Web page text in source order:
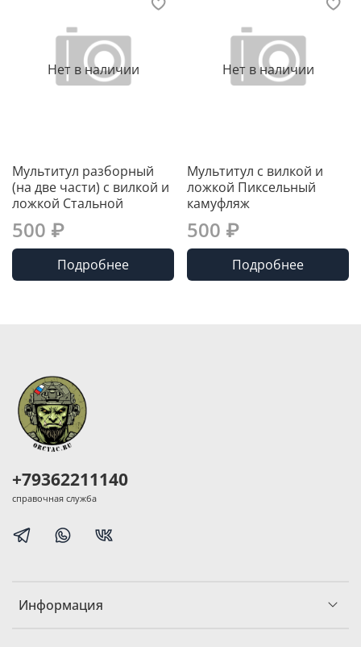
Нет в наличии
Мультитул разборный
(на две части) с вилкой и
ложкой Стальной
500 ₽
Подробнее
Нет в наличии
Мультитул с вилкой и
ложкой Пиксельный
камуфляж
500 ₽
Подробнее
Информация
+79362211140
справочная служба